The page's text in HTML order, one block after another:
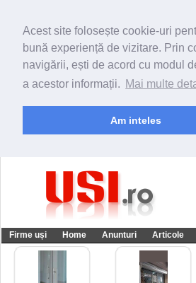
Acest site folosește cookie-uri
bună experiență de vizitare. Prin
navigării, ești de acord cu modul
a acestor informații. Mai multe
Am inteles
Firme uși Home Anunturi Articole